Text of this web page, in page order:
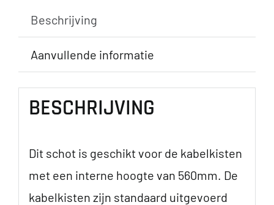
Deze
optie
gekozen
op
productpagina
Beschrijving
Aanvullende informatie
BESCHRIJVING
Dit schot is geschikt voor de kabelkisten
met een interne hoogte van 560mm. De
kabelkisten zijn standaard uitgevoerd